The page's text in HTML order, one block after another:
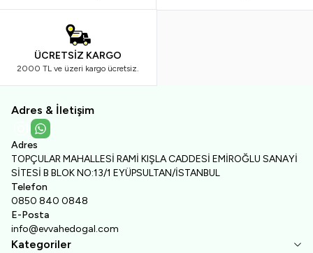
ÜCRETSİZ KARGO
2000 TL ve üzeri kargo ücretsiz.
Adres & İletişim
Adres
TOPÇULAR MAHALLESİ RAMİ KIŞLA CADDESİ EMİROĞLU SANAYİ
SİTESİ B BLOK NO:13/1 EYÜPSULTAN/İSTANBUL
Telefon
0850 840 0848
E-Posta
info@evvahedogal.com
Instagram
WhatsApp
Kategoriler